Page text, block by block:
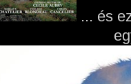
... és